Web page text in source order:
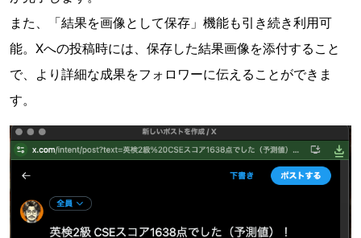
また、「結果を画像として保存」機能も引き続き利用可
能。Xへの投稿時には、保存した結果画像を添付すること
で、より詳細な成果をフォロワーに伝えることができま
す。